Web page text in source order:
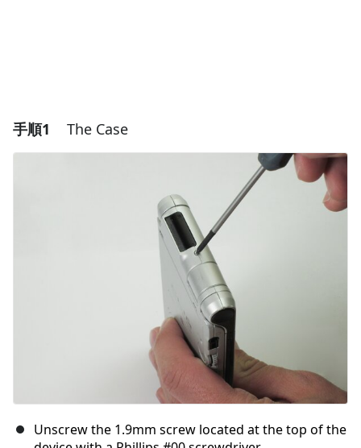
手順1 The Case
Unscrew the 1.9mm screw located at the top of the